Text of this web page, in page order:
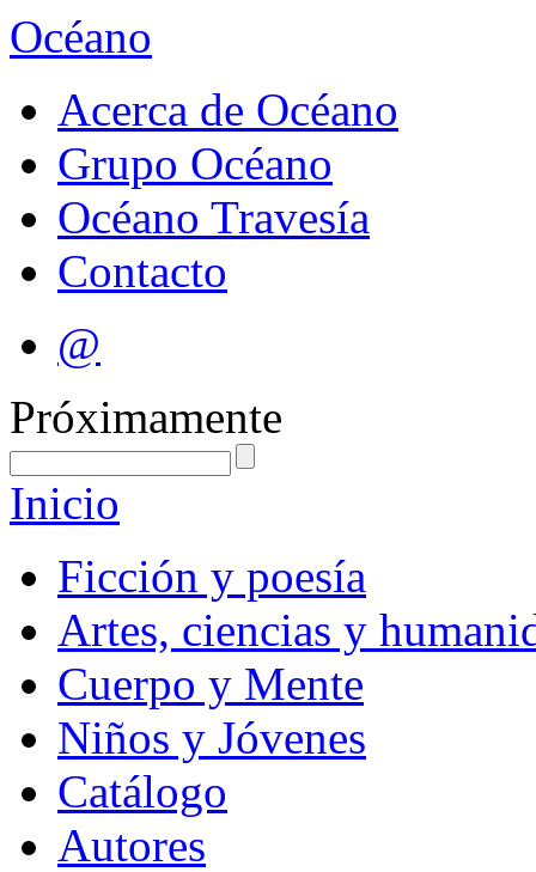
Océano
Acerca de Océano
Grupo Océano
Océano Travesía
Contacto
@
Próximamente
Inicio
Ficción y poesía
Artes, ciencias y
Cuerpo y Mente
Niños y Jóvenes
Catálogo
Autores